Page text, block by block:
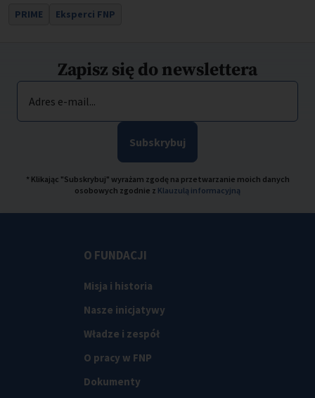
PRIME Eksperci FNP
Zapisz się do newslettera
Adres e-mail...
Subskrybuj
* Klikając "Subskrybuj" wyrażam zgodę na przetwarzanie moich danych
osobowych zgodnie z Klauzulą informacyjną
O FUNDACJI
Misja i historia
Nasze inicjatywy
Władze i zespół
O pracy w FNP
Dokumenty